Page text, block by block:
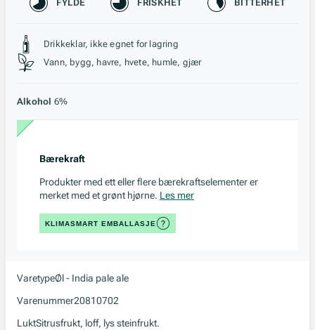
FYLDE FRISKHET BITTERHET
Stil, lagring og råstoff
Drikkeklar, ikke egnet for lagring
Vann, bygg, havre, hvete, humle, gjær
Alkohol 6%
Bærekraft
Produkter med ett eller flere bærekraftselementer er
merket med et grønt hjørne. Les mer
KLIMASMART EMBALLASJE
VaretypeØl - India pale ale
Varenummer20810702
LuktSitrusfrukt, loff, lys steinfrukt.